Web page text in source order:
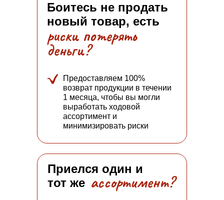
Предоставляем 100%
возврат продукции в течении
1 месяца, чтобы вы могли
выработать ходовой
ассортимент и
минимизировать риски
Боитесь не продать
новый товар, есть
риски потерять
деньги?
Приелся один и
тот же ассортимент?